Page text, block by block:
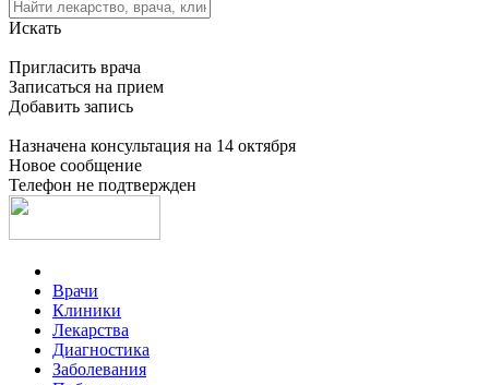
Искать
Пригласить врача
Записаться на прием
Добавить запись
Назначена консультация на 14 октября
Новое сообщение
Телефон не подтвержден
Врачи
Клиники
Лекарства
Диагностика
Заболевания